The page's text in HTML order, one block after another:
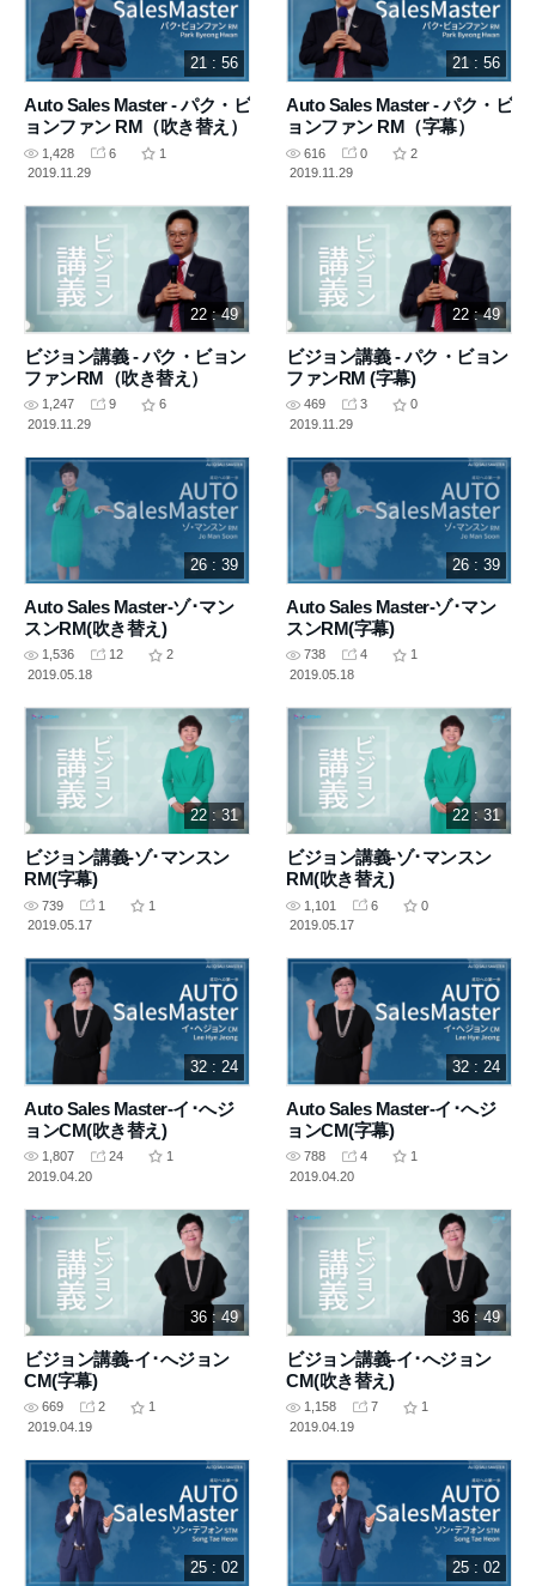
21 : 56
Auto Sales Master - パク・ビ
ョンファン RM（吹き替え）
1,428 6
1
2019.11.29
21 : 56
Auto Sales Master - パク・ビ
ョンファン RM（字幕）
616 0
2
2019.11.29
22 : 49
ビジョン講義 - パク・ビョン
ファンRM（吹き替え）
1,247 9
6
2019.11.29
22 : 49
ビジョン講義 - パク・ビョン
ファンRM (字幕)
469 3
0
2019.11.29
26 : 39
Auto Sales Master-ゾ･マン
スンRM(吹き替え)
1,536 12
2
2019.05.18
26 : 39
Auto Sales Master-ゾ･マン
スンRM(字幕)
738 4
1
2019.05.18
22 : 31
ビジョン講義-ゾ･マンスン
RM(字幕)
739 1
1
2019.05.17
22 : 31
ビジョン講義-ゾ･マンスン
RM(吹き替え)
1,101 6
0
2019.05.17
32 : 24
Auto Sales Master-イ･へジ
ョンCM(吹き替え)
1,807 24
1
2019.04.20
32 : 24
Auto Sales Master-イ･へジ
ョンCM(字幕)
788 4
1
2019.04.20
36 : 49
ビジョン講義-イ･へジョン
CM(字幕)
669 2
1
2019.04.19
36 : 49
ビジョン講義-イ･へジョン
CM(吹き替え)
1,158 7
1
2019.04.19
25 : 02 25 : 02